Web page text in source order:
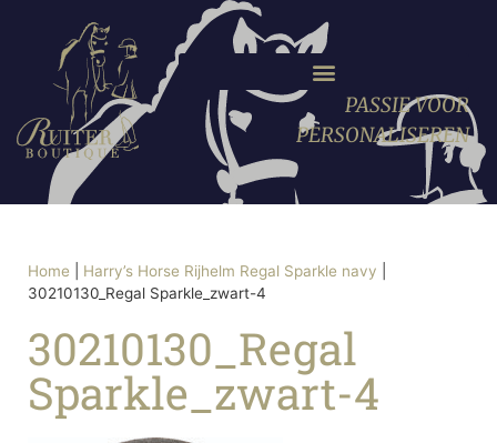
PASSIE VOOR
PERSONALISEREN
Home Harry’s Horse Rijhelm Regal Sparkle navy
30210130_Regal Sparkle_zwart-4
30210130_Regal
Sparkle_zwart-4